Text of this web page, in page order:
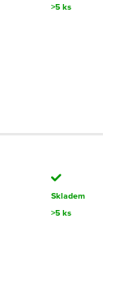
>5 ks
Skladem
>5 ks